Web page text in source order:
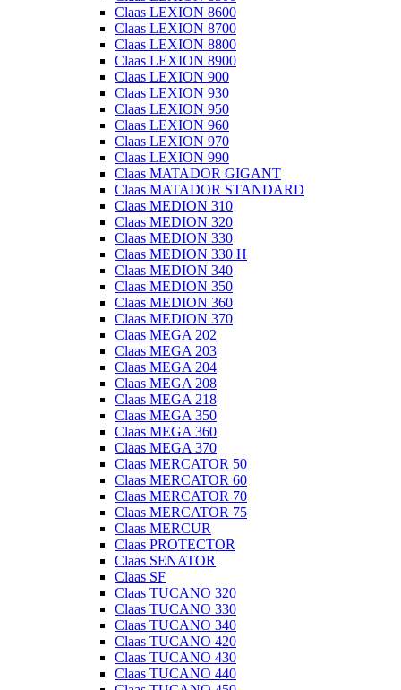
Claas LEXION 8600
Claas LEXION 8700
Claas LEXION 8800
Claas LEXION 8900
Claas LEXION 900
Claas LEXION 930
Claas LEXION 950
Claas LEXION 960
Claas LEXION 970
Claas LEXION 990
Claas MATADOR GIGANT
Claas MATADOR STANDARD
Claas MEDION 310
Claas MEDION 320
Claas MEDION 330
Claas MEDION 330 H
Claas MEDION 340
Claas MEDION 350
Claas MEDION 360
Claas MEDION 370
Claas MEGA 202
Claas MEGA 203
Claas MEGA 204
Claas MEGA 208
Claas MEGA 218
Claas MEGA 350
Claas MEGA 360
Claas MEGA 370
Claas MERCATOR 50
Claas MERCATOR 60
Claas MERCATOR 70
Claas MERCATOR 75
Claas MERCUR
Claas PROTECTOR
Claas SENATOR
Claas SF
Claas TUCANO 320
Claas TUCANO 330
Claas TUCANO 340
Claas TUCANO 420
Claas TUCANO 430
Claas TUCANO 440